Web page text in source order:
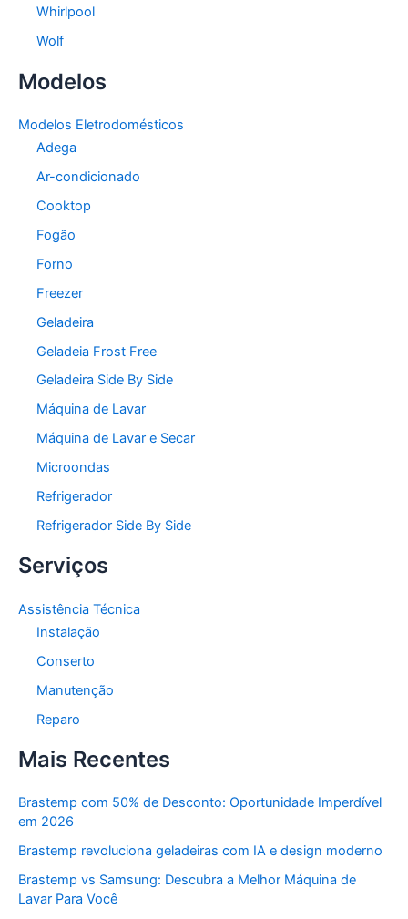
Whirlpool
Wolf
Modelos
Modelos Eletrodomésticos
Adega
Ar-condicionado
Cooktop
Fogão
Forno
Freezer
Geladeira
Geladeia Frost Free
Geladeira Side By Side
Máquina de Lavar
Máquina de Lavar e Secar
Microondas
Refrigerador
Refrigerador Side By Side
Serviços
Assistência Técnica
Instalação
Conserto
Manutenção
Reparo
Mais Recentes
Brastemp com 50% de Desconto: Oportunidade Imperdível
em 2026
Brastemp revoluciona geladeiras com IA e design moderno
Brastemp vs Samsung: Descubra a Melhor Máquina de
Lavar Para Você